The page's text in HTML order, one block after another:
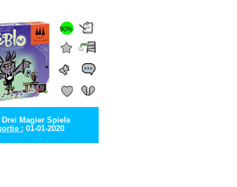
90%
Drei Magier Spiele
: 01-01-2020